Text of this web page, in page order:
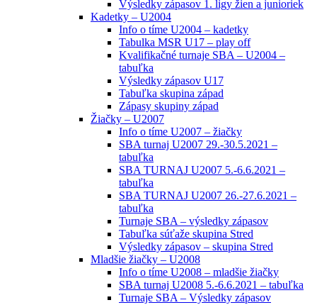
Výsledky zápasov 1. ligy žien a junioriek
Kadetky – U2004
Info o tíme U2004 – kadetky
Tabulka MSR U17 – play off
Kvalifikačné turnaje SBA – U2004 –
tabuľka
Výsledky zápasov U17
Tabuľka skupina západ
Zápasy skupiny západ
Žiačky – U2007
Info o tíme U2007 – žiačky
SBA turnaj U2007 29.-30.5.2021 –
tabuľka
SBA TURNAJ U2007 5.-6.6.2021 –
tabuľka
SBA TURNAJ U2007 26.-27.6.2021 –
tabuľka
Turnaje SBA – výsledky zápasov
Tabuľka súťaže skupina Stred
Výsledky zápasov – skupina Stred
Mladšie žiačky – U2008
Info o tíme U2008 – mladšie žiačky
SBA turnaj U2008 5.-6.6.2021 – tabuľka
Turnaje SBA – Výsledky zápasov